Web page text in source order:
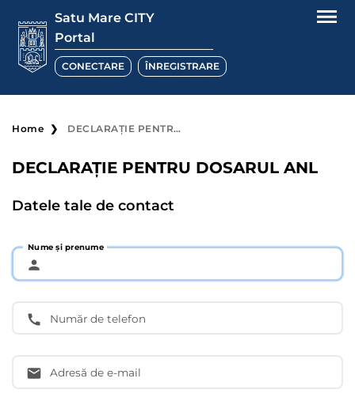
Satu Mare CITY
Portal
CONECTARE ÎNREGISTRARE
Home DECLARAȚIE PENTRU DOSARUL ANL
DECLARAȚIE PENTRU DOSARUL ANL
Datele tale de contact
Nume și prenume
Număr de telefon
Adresă de e-mail